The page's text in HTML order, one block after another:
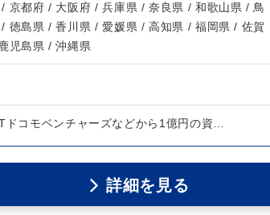
京都府 / 大阪府 / 兵庫県 / 奈良県 / 和歌山県 / 鳥
徳島県 / 香川県 / 愛媛県 / 高知県 / 福岡県 / 佐賀
児島県 / 沖縄県
コモベンチャーズなどから1億円の資…
詳細を見る